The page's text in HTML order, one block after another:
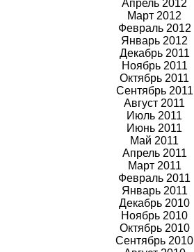
Апрель 2012
Март 2012
Февраль 2012
Январь 2012
Декабрь 2011
Ноябрь 2011
Октябрь 2011
Сентябрь 2011
Август 2011
Июль 2011
Июнь 2011
Май 2011
Апрель 2011
Март 2011
Февраль 2011
Январь 2011
Декабрь 2010
Ноябрь 2010
Октябрь 2010
Сентябрь 2010